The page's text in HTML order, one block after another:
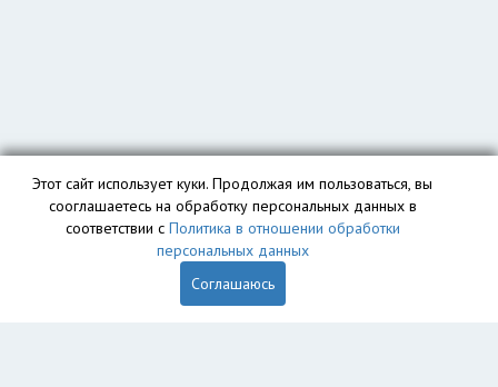
Этот сайт использует куки. Продолжая им пользоваться, вы
сооглашаетесь на обработку персональных данных в
соответствии с Политика в отношении обработки
персональных данных
Соглашаюсь